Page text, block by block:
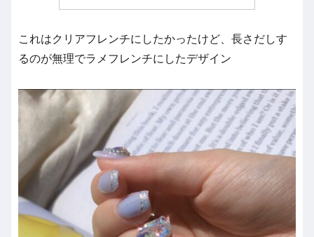
これはクリアフレンチにしたかったけど、長さだしす
るのが無理でラメフレンチにしたデザイン